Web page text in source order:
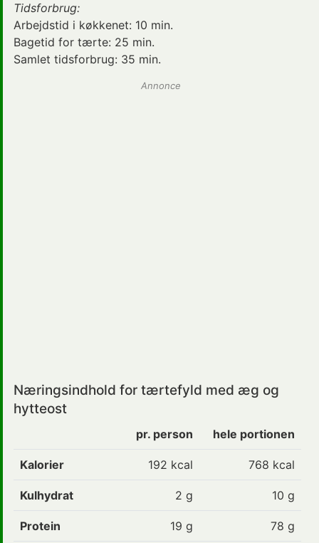
Tidsforbrug:
Arbejdstid i køkkenet: 10 min.
Bagetid for tærte: 25 min.
Samlet tidsforbrug: 35 min.
Annonce
Næringsindhold for tærtefyld med æg og
hytteost
pr. person hele portionen
Kalorier 192 kcal 768 kcal
Kulhydrat 2 g 10 g
Protein 19 g 78 g